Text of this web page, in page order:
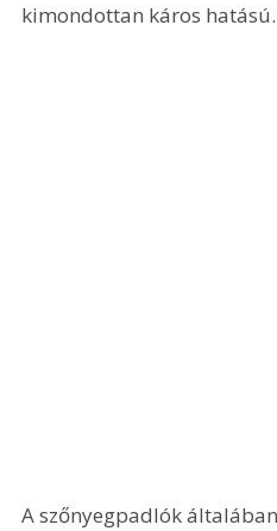
kimondottan káros hatású.
A szőnyegpadlók